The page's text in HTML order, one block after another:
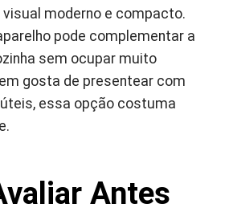
moderno e compacto.
pode complementar a
sem ocupar muito
gosta de presentear com
essa opção costuma
Antes